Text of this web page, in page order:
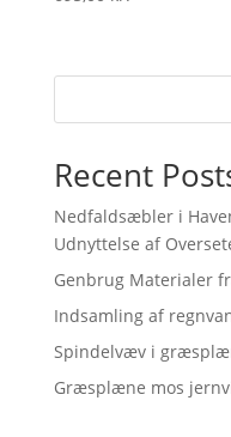
Recent
Nedfaldsæbler i
Udnyttelse af
Genbrug Materialer
Indsamling af
Spindelvæv i
Græsplæne mos